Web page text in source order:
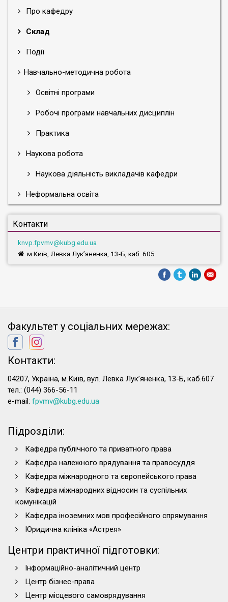
Про кафедру
Склад
Події
Навчально-методична робота
Освітні програми
Робочі програми навчальних дисциплін
Практика
Наукова робота
Наукова діяльність викладачів кафедри
Неформальна освіта
Контакти
knvp.fpvmv@kubg.edu.ua
м.Київ, Левка Лук’яненка, 13-Б, каб. 605
Факультет у соціальних мережах:
Контакти:
04207, Україна, м.Київ, вул. Левка Лук’яненка, 13-Б, каб.607
тел.: (044) 366-56-11
e-mail: fpvmv@kubg.edu.ua
Підрозділи:
Кафедра публічного та приватного права
Кафедра належного врядування та правосуддя
Кафедра міжнародного та європейського права
Кафедра міжнародних відносин та суспільних
комунікацій
Кафедра іноземних мов професійного спрямування
Юридична клініка «Астрея»
Центри практичної підготовки:
Інформаційно-аналітичний центр
Центр бізнес-права
Центр місцевого самоврядування